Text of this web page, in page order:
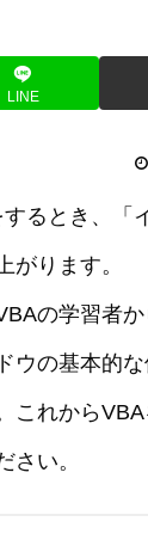
LINE
るとき、「
ります。
の学習者
ウの基本的
これから
い。